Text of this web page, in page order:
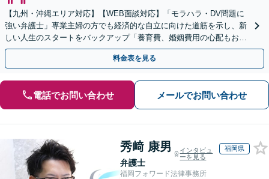
【九州・沖縄エリア対応】【WEB面談対応】「モラハラ・DV問題に
強い弁護士」専業主婦の方でも経済的な自立に向けた道筋を示し、新
しい人生のスタートをバックアップ「養育費、婚姻費用の心配もお任
せ」経営者特有の離婚問題に対応【休日・夜間相談可】
料金表を見る
電話でお問い合わせ メールでお問い合わせ
秀﨑 康男
弁護士
インタビュ
ーを見る
福岡県
福岡フォワード法律事務所